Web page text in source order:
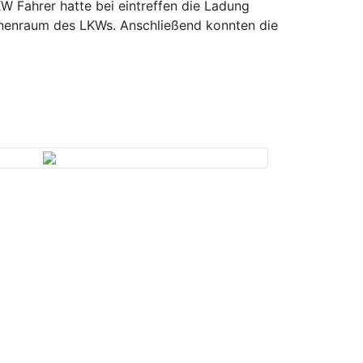
Fahrer hatte bei eintreffen die Ladung
des LKWs. Anschließend konnten die
Next